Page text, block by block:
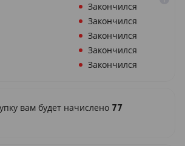
Закончился
Закончился
Закончился
Закончился
Закончился
вам будет начислено 77